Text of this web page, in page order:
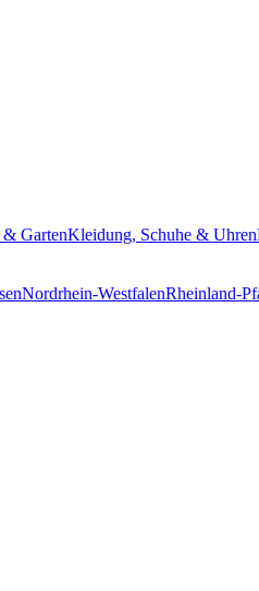
& GartenKleidung, Schuhe & Uhren
Nordrhein-WestfalenRheinland-